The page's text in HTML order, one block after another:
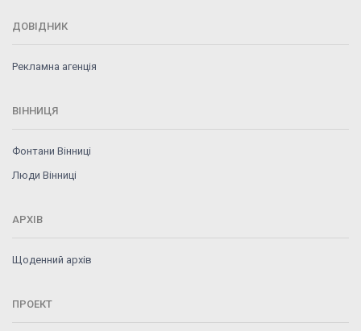
ДОВІДНИК
Рекламна агенція
ВІННИЦЯ
Фонтани Вінниці
Люди Вінниці
АРХІВ
Щоденний архів
ПРОЕКТ